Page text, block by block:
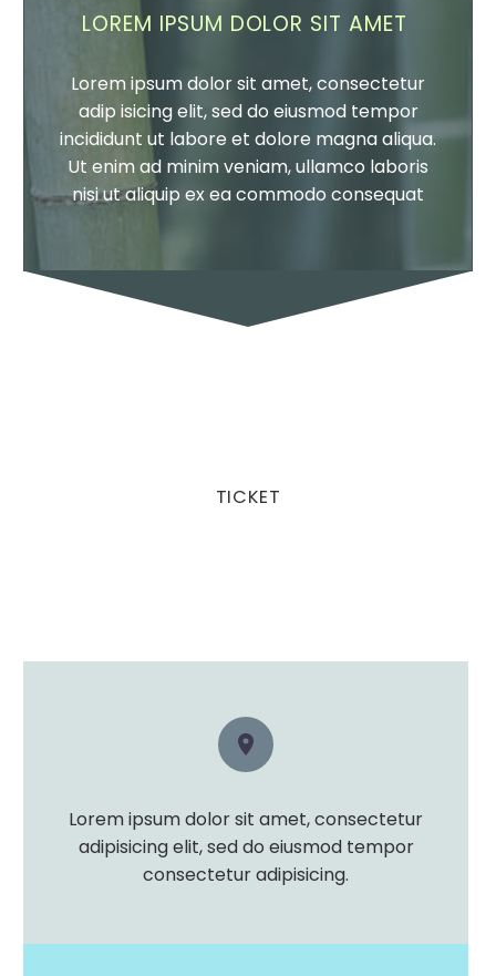
LOREM IPSUM DOLOR SIT AMET
Lorem ipsum dolor sit amet, consectetur
adip isicing elit, sed do eiusmod tempor
incididunt ut labore et dolore magna aliqua.
Ut enim ad minim veniam, ullamco laboris
nisi ut aliquip ex ea commodo consequat
TICKET


Lorem ipsum dolor sit amet, consectetur
adipisicing elit, sed do eiusmod tempor
consectetur adipisicing.